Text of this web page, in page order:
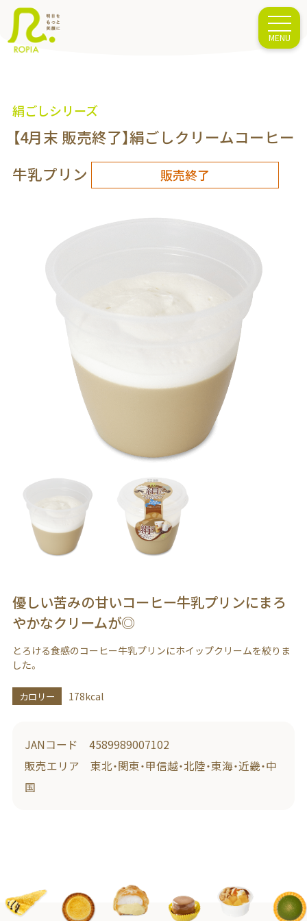
絹ごしシリーズ
【4月末 販売終了】絹ごしクリームコーヒー
牛乳プリン
販売終了
優しい苦みの甘いコーヒー牛乳プリンにまろ
やかなクリームが◎
とろける食感のコーヒー牛乳プリンにホイップクリームを絞りま
した。
カロリー 178kcal
JANコード 4589989007102
販売エリア 東北・関東・甲信越・北陸・東海・近畿・中
国